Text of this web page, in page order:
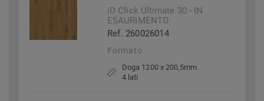
iD Click Ultimate 30 - IN
ESAURIMENTO
Ref. 260026014
Formato
Doga 1200 x 200,5mm
4 lati